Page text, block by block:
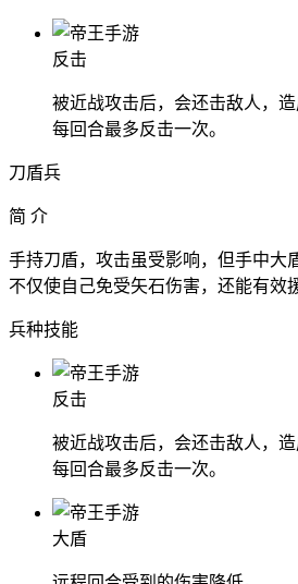
反击
被近战攻击后，会还击敌人，造
每回合最多反击一次。
刀盾兵
简 介
手持刀盾，攻击虽受影响，但手中大
不仅使自己免受矢石伤害，还能有效
兵种技能
反击
被近战攻击后，会还击敌人，造
每回合最多反击一次。
大盾